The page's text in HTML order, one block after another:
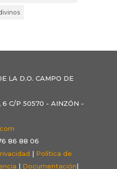
LA D.O. CAMPO DE
6 C/P 50570 - AINZÓN -
86 88 06
| Política de
| Documentación|